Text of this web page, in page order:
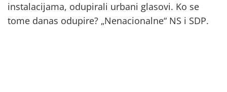
instalacijama, odupirali urbani glasovi. Ko se
tome danas odupire? „Nenacionalne“ NS i SDP.